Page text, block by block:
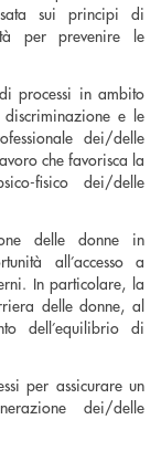
sui principi di
per prevenire le
processi in ambito
e le
dei/delle
che favorisca la
fisico dei/delle
delle donne in
all’accesso a
In particolare, la
delle donne, al
dell’equilibrio di
per assicurare un
dei/delle